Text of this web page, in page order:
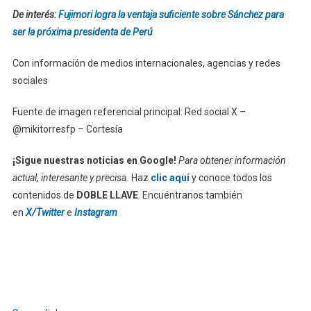
De interés:Fujimori logra la ventaja suficiente sobre Sánchez para
ser la próxima presidenta de Perú
Con información de medios internacionales, agencias y redes
sociales
Fuente de imagen referencial principal: Red social X –
@mikitorresfp – Cortesía
¡Sigue nuestras noticias en Google! Para obtener información
actual, interesante y precisa. Haz clic aquíy conoce todos los
contenidos de DOBLE LLAVE. Encuéntranos también
enX/Twittere Instagram